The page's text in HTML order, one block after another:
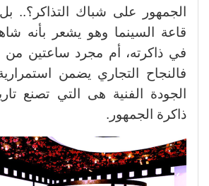
الجمهور على شباك التذاكر؟..
قاعة السينما وهو يشعر بأنه
في ذاكرته، أم مجرد ساعتين من
فالنجاح التجاري يضمن
الجودة الفنية هى التي تصنع
ذاكرة الجمهور.